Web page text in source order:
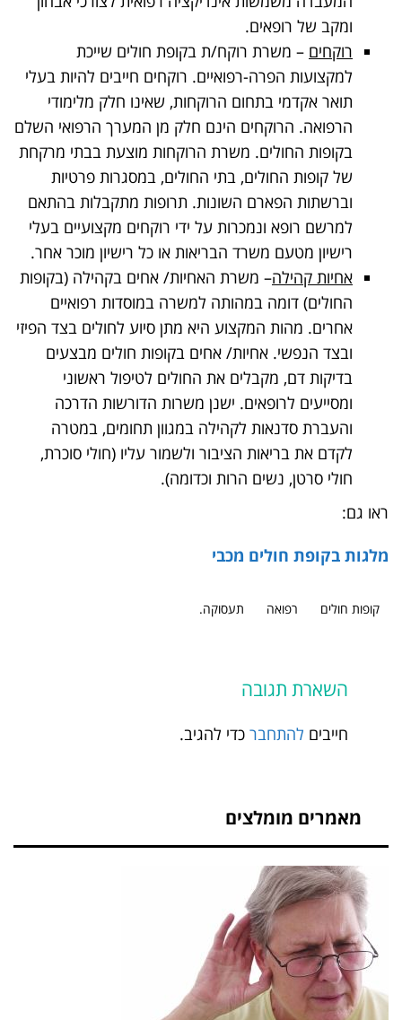
ומקב של רופאים.
רוקחים – משרת רוקח/ת בקופת חולים שייכת
למקצועות הפרה-רפואיים. רוקחים חייבים להיות בעלי
תואר אקדמי בתחום הרוקחות, שאינו חלק מלימודי
הרפואה. הרוקחים הינם חלק מן המערך הרפואי השלם
בקופות החולים. משרת הרוקחות מוצעת בבתי מרקחת
של קופות החולים, בתי החולים, במסגרות פרטיות
וברשתות הפארם השונות. תרופות מתקבלות בהתאם
למרשם רופא ונמכרות על ידי רוקחים מקצועיים בעלי
רישיון מטעם משרד הבריאות או כל רישיון מוכר אחר.
אחיות קהילה– משרת האחיות/ אחים בקהילה (בקופות
החולים) דומה במהותה למשרה במוסדות רפואיים
אחרים. מהות המקצוע היא מתן סיוע לחולים בצד הפיזי
ובצד הנפשי. אחיות/ אחים בקופות חולים מבצעים
בדיקות דם, מקבלים את החולים לטיפול ראשוני
ומסייעים לרופאים. ישנן משרות הדורשות הדרכה
והעברת סדנאות לקהילה במגוון תחומים, במטרה
לקדם את בריאות הציבור ולשמור עליו (חולי סוכרת,
חולי סרטן, נשים הרות וכדומה).
ראו גם:
מלגות בקופת חולים מכבי
קופות חולים רפואה תעסוקה.
השארת תגובה
חייבים להתחבר כדי להגיב.
מאמרים מומלצים